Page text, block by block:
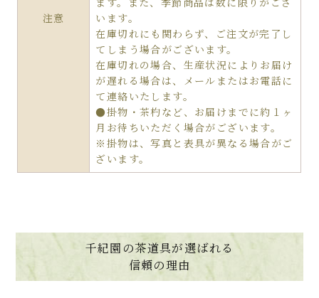
注意
います。
在庫切れにも関わらず、ご注文が完了し
てしまう場合がございます。
在庫切れの場合、生産状況によりお届け
が遅れる場合は、メールまたはお電話に
て連絡いたします。
●掛物・茶杓など、お届けまでに約１ヶ
月お待ちいただく場合がございます。
※掛物は、写真と表具が異なる場合がご
ざいます。
千紀園の茶道具が選ばれる
信頼の理由